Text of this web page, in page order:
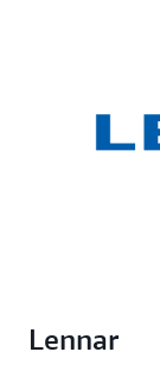
Lennar